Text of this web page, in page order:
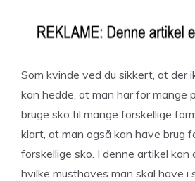
Som kvinde ved du sikkert, at der
kan hedde, at man har for mange
bruge sko til mange forskellige
klart, at man også kan have brug
forskellige sko. I denne artikel kan
hvilke musthaves man skal have i